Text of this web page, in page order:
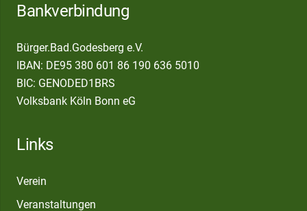
Bankverbindung
Bürger.Bad.Godesberg e.V.
IBAN: DE95 380 601 86 190 636 5010
BIC: GENODED1BRS
Volksbank Köln Bonn eG
Links
Verein
Veranstaltungen